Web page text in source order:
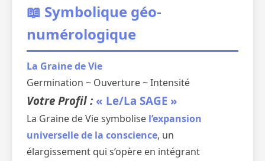
📖 Symbolique géo-
numérologique
La Graine de Vie
Germination ~ Ouverture ~ Intensité
Votre Profil : « Le/La SAGE »
La Graine de Vie symbolise l’expansion
universelle de la conscience, un
élargissement qui s’opère en intégrant